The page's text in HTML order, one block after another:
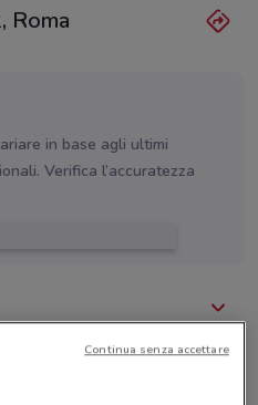
Roma
in base agli ultimi
Verifica l’accuratezza
Continua senza accettare